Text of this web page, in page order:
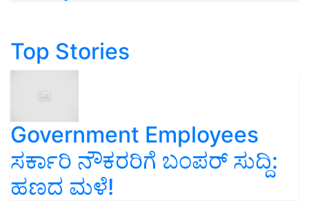
Top Stories
Government Employees
ಸರ್ಕಾರಿ ನೌಕರರಿಗೆ ಬಂಪರ್‌ ಸುದ್ದಿ:
ಹಣದ ಮಳೆ!